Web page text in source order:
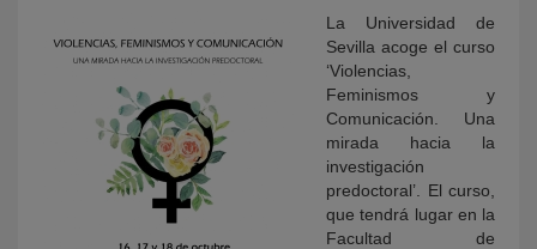
La Universidad de
Sevilla acoge el curso
‘Violencias,
Feminismos y
Comunicación. Una
mirada hacia la
investigación
predoctoral’. El curso,
que tendrá lugar en la
Facultad de